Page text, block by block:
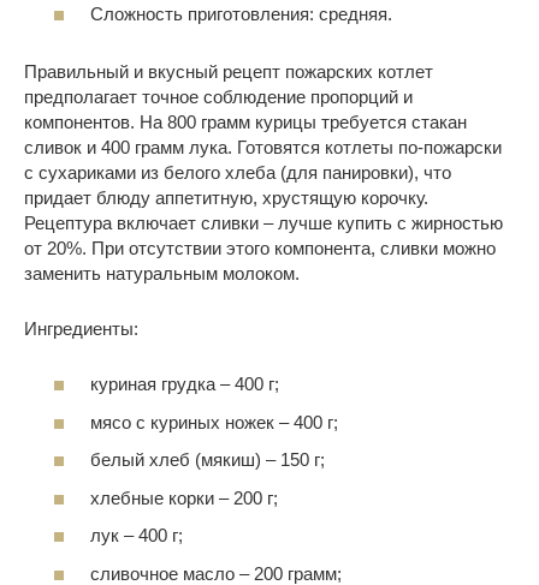
Сложность приготовления: средняя.
Правильный и вкусный рецепт пожарских котлет
предполагает точное соблюдение пропорций и
компонентов. На 800 грамм курицы требуется стакан
сливок и 400 грамм лука. Готовятся котлеты по-пожарски
с сухариками из белого хлеба (для панировки), что
придает блюду аппетитную, хрустящую корочку.
Рецептура включает сливки – лучше купить с жирностью
от 20%. При отсутствии этого компонента, сливки можно
заменить натуральным молоком.
Ингредиенты:
куриная грудка – 400 г;
мясо с куриных ножек – 400 г;
белый хлеб (мякиш) – 150 г;
хлебные корки – 200 г;
лук – 400 г;
сливочное масло – 200 грамм;